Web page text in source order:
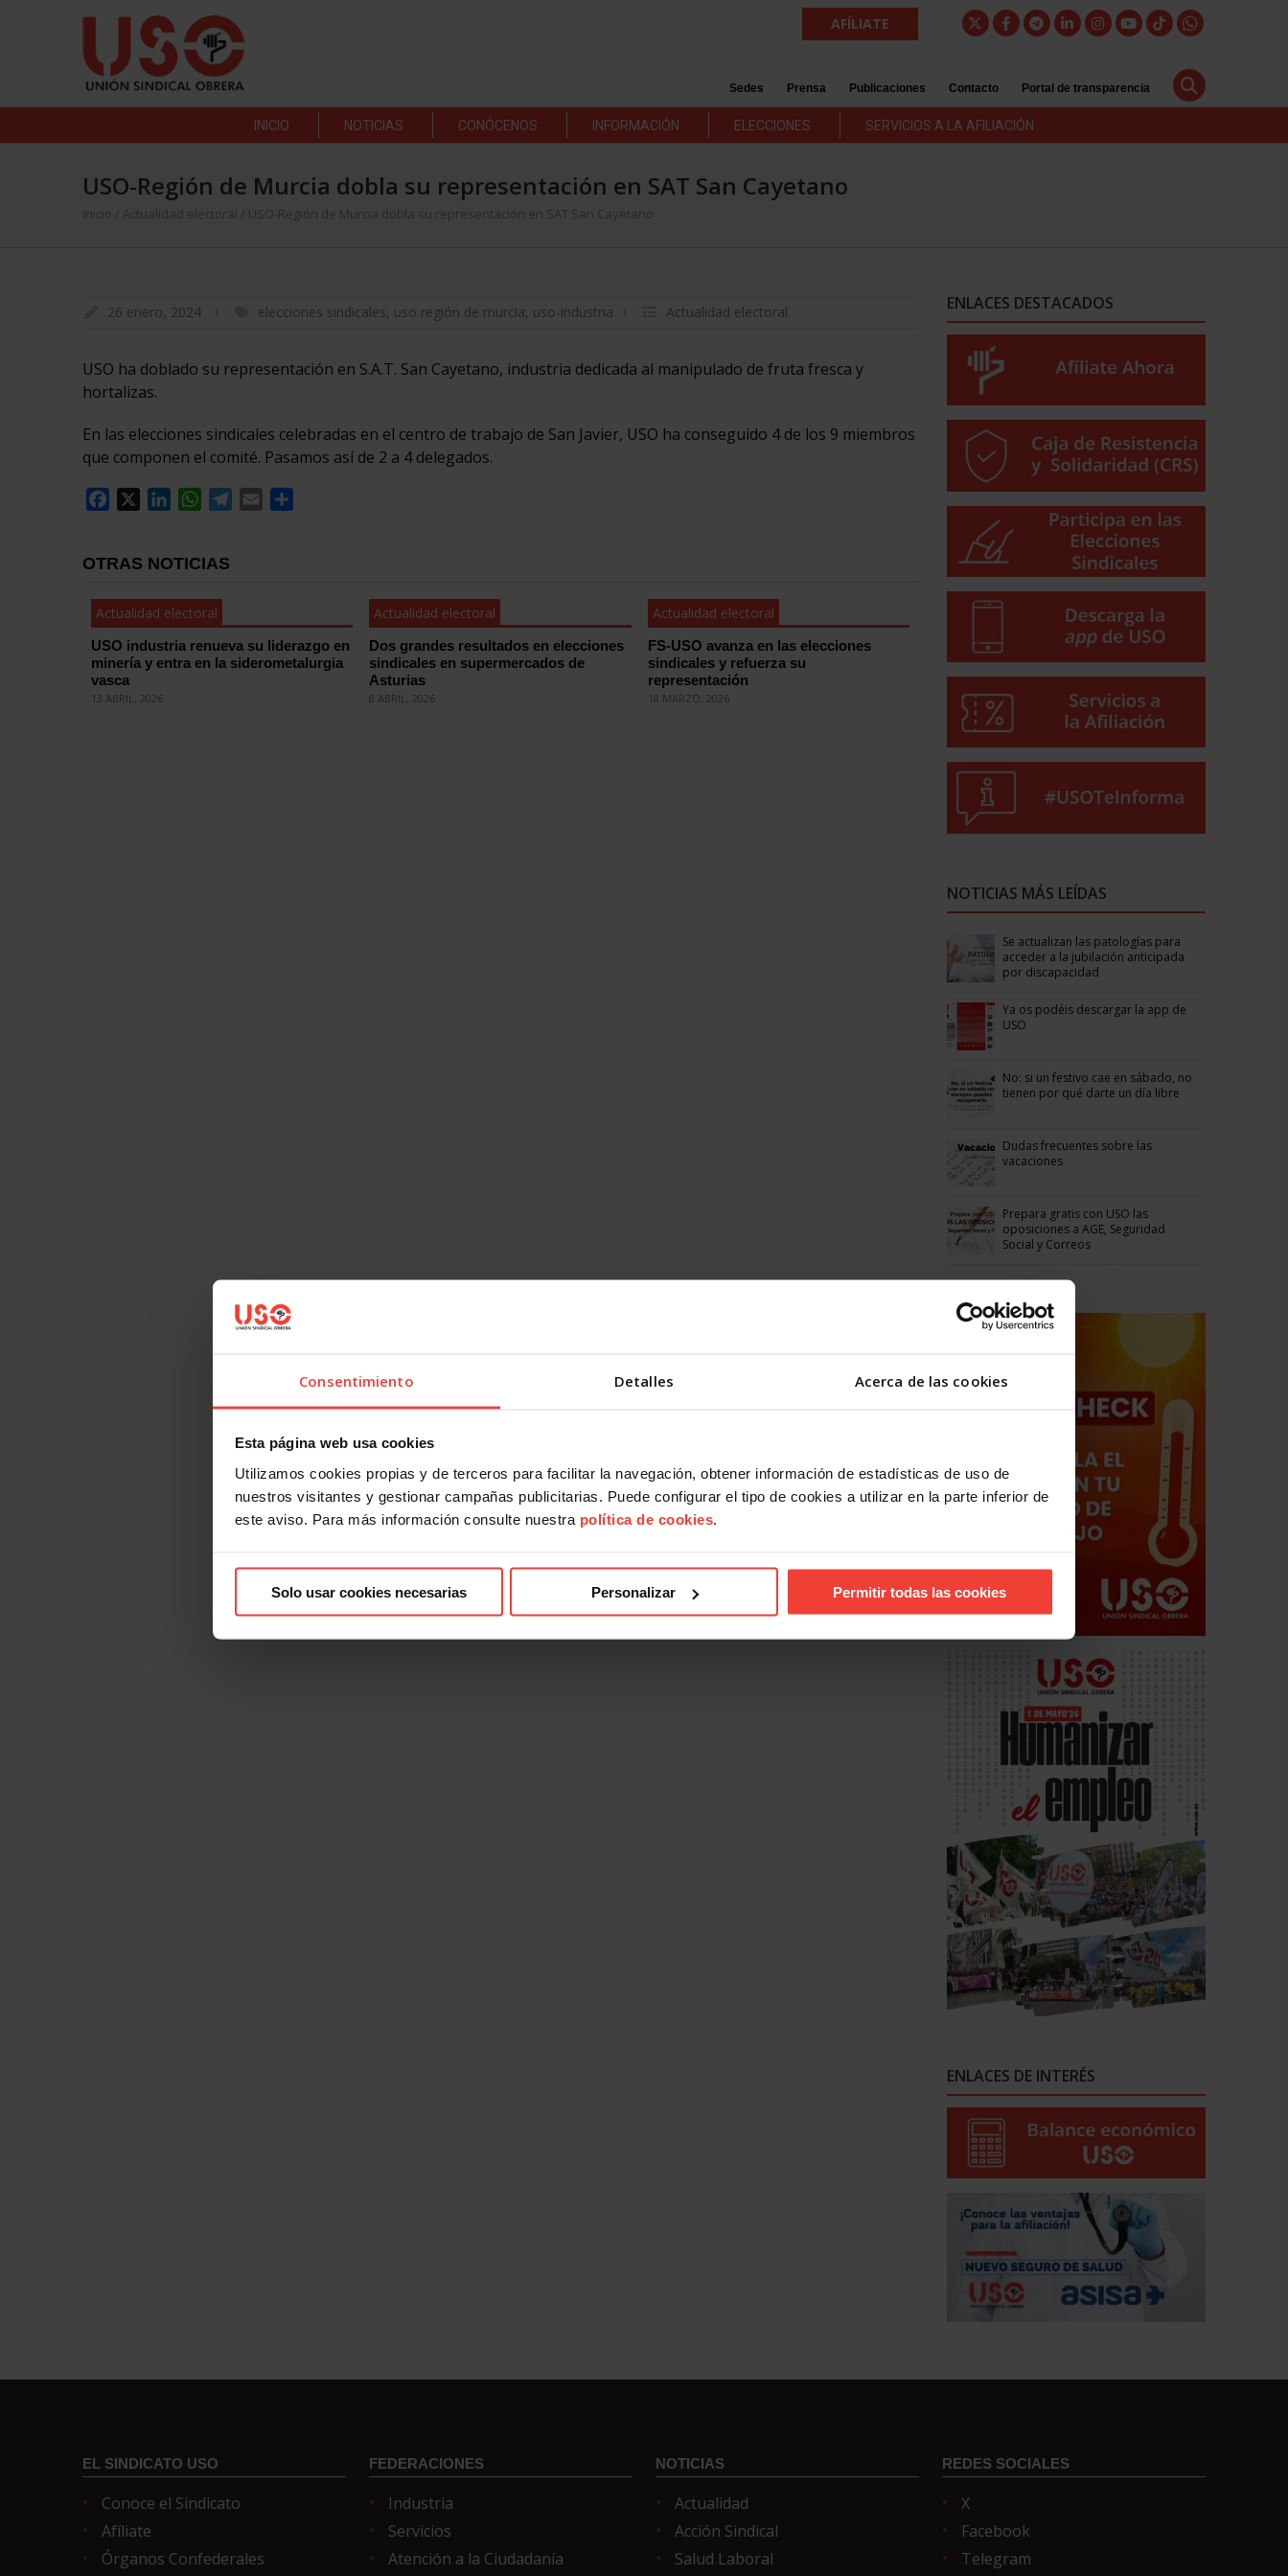
Consentimiento Detalles Acerca de las cookies
Esta página web usa cookies
Utilizamos cookies propias y de terceros para facilitar la navegación, obtener información de estadísticas de uso de
nuestros visitantes y gestionar campañas publicitarias. Puede configurar el tipo de cookies a utilizar en la parte inferior de
este aviso. Para más información consulte nuestra política de cookies.
Solo usar cookies necesarias Personalizar Permitir todas las cookies
AFÍLIATE
Sedes Prensa Publicaciones Contacto Portal de transparencia
INICIO NOTICIAS CONÓCENOS INFORMACIÓN ELECCIONES SERVICIOS A LA AFILIACIÓN
USO-Región de Murcia dobla su representación en SAT San Cayetano
Inicio Actualidad electoral USO-Región de Murcia dobla su representación en SAT San Cayetano
26 enero, 2024 elecciones sindicales, uso región de murcia, uso-industria Actualidad electoral
USO ha doblado su representación en S.A.T. San Cayetano, industria dedicada al manipulado de fruta fresca y
hortalizas.
En las elecciones sindicales celebradas en el centro de trabajo de San Javier, USO ha conseguido 4 de los 9 miembros
que componen el comité. Pasamos así de 2 a 4 delegados.
Facebook
LinkedInWhatsApp
Telegram
Email
OTRAS NOTICIAS
Actualidad electoral
USO industria renueva su liderazgo en
minería y entra en la siderometalurgia
vasca
13 ABRIL, 2026
Actualidad electoral
Dos grandes resultados en elecciones
sindicales en supermercados de
Asturias
8 ABRIL, 2026
Actualidad electoral
FS-USO avanza en las elecciones
sindicales y refuerza su
representación
18 MARZO, 2026
ENLACES DESTACADOS
NOTICIAS MÁS LEÍDAS
Se actualizan las patologías para
acceder a la jubilación anticipada
por discapacidad
Ya os podéis descargar la app de
USO
No: si un festivo cae en sábado, no
tienen por qué darte un día libre
Dudas frecuentes sobre las
vacaciones
Prepara gratis con USO las
oposiciones a AGE, Seguridad
Social y Correos
ENLACES DE INTERÉS
EL SINDICATO USO
Conoce el Sindicato
Afíliate
Órganos Confederales
FEDERACIONES
Industria
Servicios
Atención a la Ciudadanía
NOTICIAS
Actualidad
Acción Sindical
Salud Laboral
REDES SOCIALES
X
Facebook
Telegram